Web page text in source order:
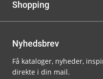
Shopping
Nyhedsbrev
Få kataloger, nyheder,
direkte i din mail.